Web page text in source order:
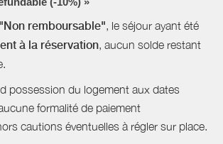
"Non remboursable", le séjour ayant été
à la réservation, aucun solde restant
possession du logement aux dates
formalité de paiement
cautions éventuelles à régler sur place.